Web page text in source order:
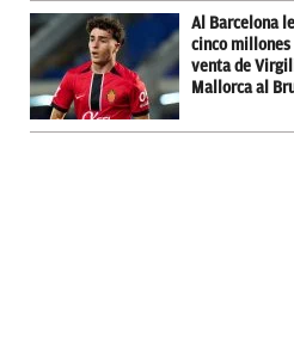
Al Barcelona
cinco millones
venta de
Mallorca al